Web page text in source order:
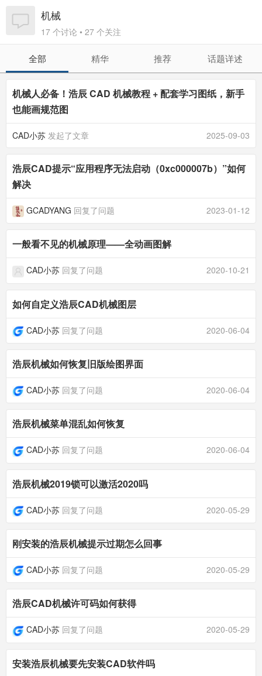
机械
17 个讨论 • 27 个关注
全部 精华 推荐 话题详述
机械人必备！浩辰 CAD 机械教程 + 配套学习图纸，新手
也能画规范图
CAD小苏 发起了文章 2025-09-03
浩辰CAD提示“应用程序无法启动（0xc000007b）”如何
解决
GCADYANG 回复了问题 2023-01-12
一般看不见的机械原理——全动画图解
CAD小苏 回复了问题 2020-10-21
如何自定义浩辰CAD机械图层
CAD小苏 回复了问题 2020-06-04
浩辰机械如何恢复旧版绘图界面
CAD小苏 回复了问题 2020-06-04
浩辰机械菜单混乱如何恢复
CAD小苏 回复了问题 2020-06-04
浩辰机械2019锁可以激活2020吗
CAD小苏 回复了问题 2020-05-29
刚安装的浩辰机械提示过期怎么回事
CAD小苏 回复了问题 2020-05-29
浩辰CAD机械许可码如何获得
CAD小苏 回复了问题 2020-05-29
安装浩辰机械要先安装CAD软件吗